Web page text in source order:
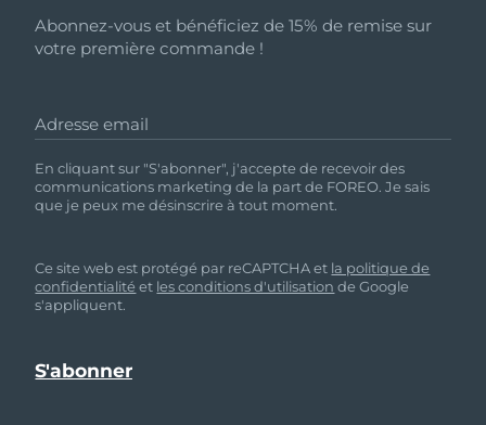
Abonnez-vous et bénéficiez de 15% de remise sur
votre première commande !
Adresse email
En cliquant sur "S'abonner", j'accepte de recevoir des
communications marketing de la part de FOREO. Je sais
que je peux me désinscrire à tout moment.
Ce site web est protégé par reCAPTCHA et la politique de
confidentialité et les conditions d'utilisation de Google
s'appliquent.